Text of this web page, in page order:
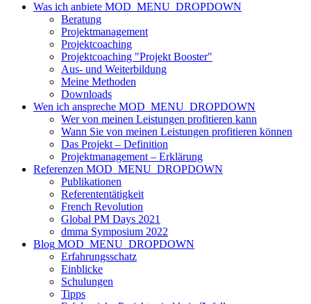
Was ich anbiete MOD_MENU_DROPDOWN
Beratung
Projektmanagement
Projektcoaching
Projektcoaching "Projekt Booster"
Aus- und Weiterbildung
Meine Methoden
Downloads
Wen ich anspreche MOD_MENU_DROPDOWN
Wer von meinen Leistungen profitieren kann
Wann Sie von meinen Leistungen profitieren können
Das Projekt – Definition
Projektmanagement – Erklärung
Referenzen MOD_MENU_DROPDOWN
Publikationen
Referententätigkeit
French Revolution
Global PM Days 2021
dmma Symposium 2022
Blog MOD_MENU_DROPDOWN
Erfahrungsschatz
Einblicke
Schulungen
Tipps